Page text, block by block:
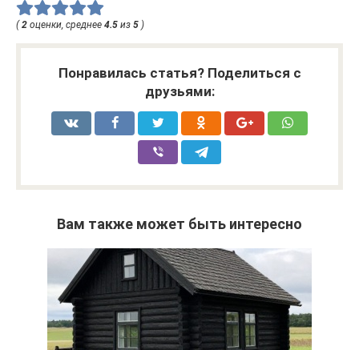
(2 оценки, среднее 4.5 из 5 )
Понравилась статья? Поделиться с
друзьями:
Вам также может быть интересно